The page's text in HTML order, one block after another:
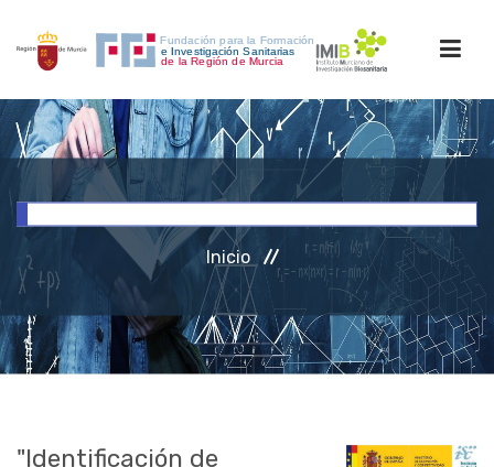
INICIO
INVESTIGACIÓN
RRHH
ACCESO PERSONAL
Inicio
"Identificación de